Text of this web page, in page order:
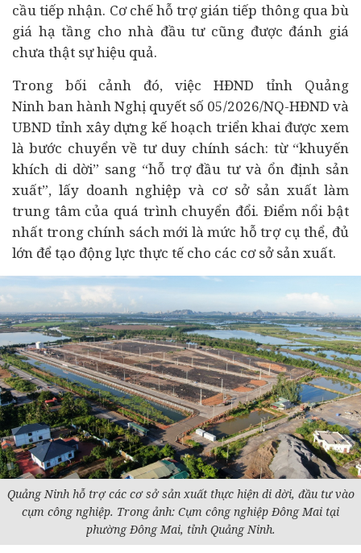
cầu tiếp nhận. Cơ chế hỗ trợ gián tiếp thông qua bù
giá hạ tầng cho nhà đầu tưcũng được đánh giá
chưa thật sự hiệu quả.
Trong bối cảnh đó, việc HĐND tỉnh Quảng
Ninh ban hành Nghị quyết số 05/2026/NQ-HĐND và
UBND tỉnh xây dựng kế hoạch triển khai được xem
là bước chuyển về tư duy chính sách: từ “khuyến
khích di dời” sang “hỗ trợ đầu tư và ổn định sản
xuất”, lấy doanh nghiệp và cơ sở sản xuất làm
trung tâm của quá trình chuyển đổi. Điểm nổi bật
nhất trong chính sách mới là mức hỗ trợ cụ thể, đủ
lớn để tạo động lực thực tế cho các cơ sở sản xuất.
Quảng Ninh hỗ trợ các cơ sở sản xuất thực hiện di dời, đầu tư vào
cụm công nghiệp. Trong ảnh: Cụm công nghiệp Đông Mai tại
phường Đông Mai, tỉnh Quảng Ninh.